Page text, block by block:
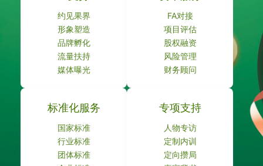
约见果界
形象塑造
品牌孵化
流量扶持
媒体曝光
FA对接
项目评估
股权融资
风险管理
财务顾问
标准化服务
国家标准
行业标准
团体标准
专项支持
人物专访
定制内训
定向攒局